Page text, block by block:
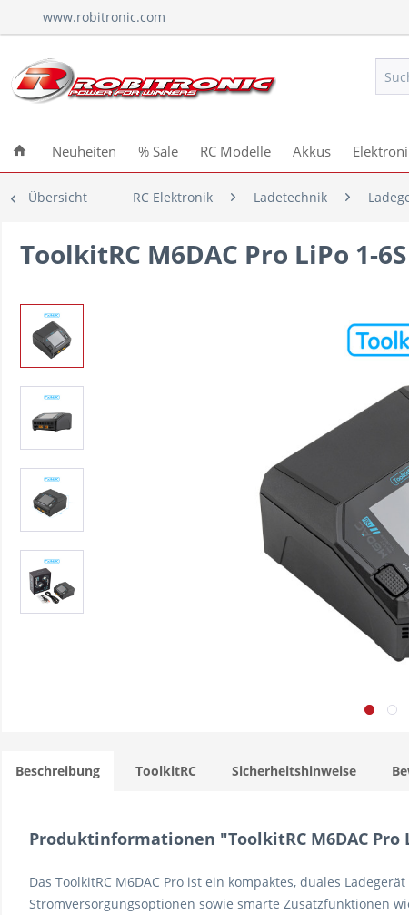
www.robitronic.com
Neuheiten % Sale RC Modelle Akkus
Übersicht RC Elektronik Ladetechnik
ToolkitRC M6DAC Pro LiPo 1-
Beschreibung ToolkitRC Sicherheitshinweise
Produktinformationen "ToolkitRC M6DAC Pro
Das ToolkitRC M6DAC Pro ist ein kompaktes, duales
Stromversorgungsoptionen sowie smarte Zusatzfunktionen